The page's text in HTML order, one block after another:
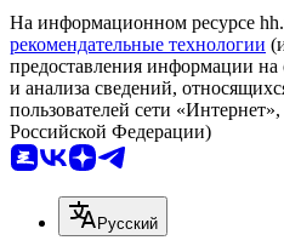
На информационном ресурсе
рекомендательные технологии
предоставления информации на
и анализа сведений,
пользователей сети
Российской Федерации)
Русский